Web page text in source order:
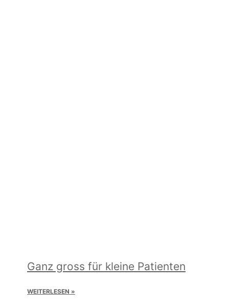
Ganz gross für kleine Patienten
WEITERLESEN »